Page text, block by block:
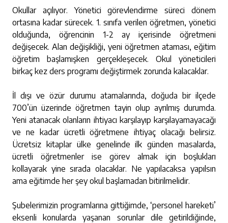
Okullar açılıyor. Yönetici görevlendirme süreci dönem
ortasına kadar sürecek. 1. sınıfa verilen öğretmen, yönetici
olduğunda, öğrencinin 1-2 ay içerisinde öğretmeni
değişecek. Alan değişikliği, yeni öğretmen ataması, eğitim
öğretim başlamışken gerçekleşecek. Okul yöneticileri
birkaç kez ders programı değiştirmek zorunda kalacaklar.
İl dışı ve özür durumu atamalarında, doğuda bir ilçede
700’ün üzerinde öğretmen tayin olup ayrılmış durumda.
Yeni atanacak olanların ihtiyacı karşılayıp karşılayamayacağı
ve ne kadar ücretli öğretmene ihtiyaç olacağı belirsiz.
Ücretsiz kitaplar ülke genelinde ilk günden masalarda,
ücretli öğretmenler ise görev almak için boşlukları
kollayarak yine sırada olacaklar. Ne yapılacaksa yapılsın
ama eğitimde her şey okul başlamadan bitirilmelidir.
Şubelerimizin programlarına gittiğimde, ‘personel hareketi’
eksenli konularda yaşanan sorunlar dile getirildiğinde,